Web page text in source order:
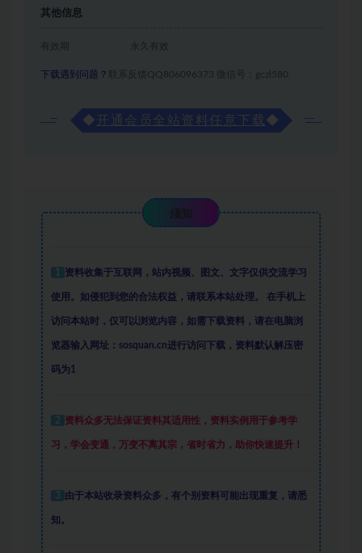
其他信息
有效期 永久有效
下载遇到问题？ 联系反馈QQ806096373 微信号：gczl580
◆ 开通会员全站资料任意下载◆
须知
1 资料收集于互联网 ， 站内视频、图文、文字仅供交流学习
使用。如侵犯到您的合法权益，请联系本站处理。 在手机上
访问本站时，仅可以浏览内容，如需下载资料，请在电脑浏
览器输入网址：sosquan.cn进行访问下载， 资料默认解压密
码为1
2 资料众多无法保证资料其适用性，资料实例 用于参考学
习，学会变通，万变不离其宗，省时省力，助你快速提升！
3 由于本站收录资料众多，有个别资料可能出现重复，请悉
知。